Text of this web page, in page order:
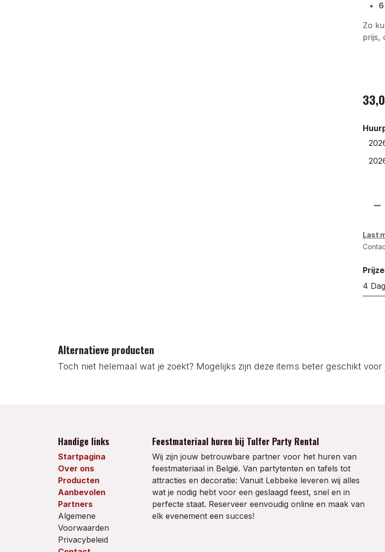
Zo
prijs,
Last
4
Alternatieve producten
Toch niet helemaal wat je zoekt? Mogelijks zijn deze items beter geschikt voor
Handige links
Startpagina
Over ons
Producten
Aanbevolen
Partners
Algemene
Voorwaarden
Privacybeleid
Feestmateriaal huren bij Tulfer Party Rental
Wij zijn jouw betrouwbare partner voor het huren van
feestmateriaal in België. Van partytenten en tafels tot
attracties en decoratie: Vanuit Lebbeke leveren wij alles
wat je nodig hebt voor een geslaagd feest, snel en in
perfecte staat. Reserveer eenvoudig online en maak van
elk evenement een succes!